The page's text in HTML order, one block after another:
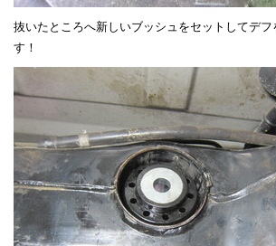
抜いたところへ新しいブッシュをセットしてデ
す！